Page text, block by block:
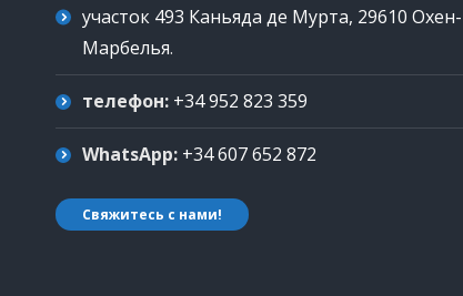
участок 493 Каньяда де Мурта, 29610 Охен-
Марбелья.
телефон: +34 952 823 359
WhatsApp: +34 607 652 872
Свяжитесь с нами!